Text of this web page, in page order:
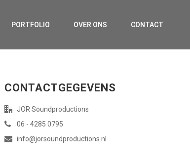
PORTFOLIO OVER ONS CONTACT
CONTACTGEGEVENS
JOR Soundproductions
06 - 4285 0795
info@jorsoundproductions.nl